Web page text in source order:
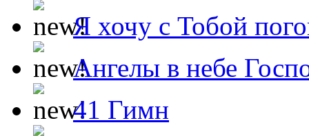
Я хочу с Тобой
Ангелы в небе
41 Гимн